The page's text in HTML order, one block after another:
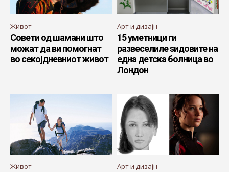
Живот
Совети од шамани што
можат да ви помогнат
во секојдневниот живот
Арт и дизајн
15 уметници ги
развеселиле ѕидовите на
една детска болница во
Лондон
Живот Арт и дизајн